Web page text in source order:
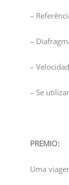
–
–
–
– Se
PREMIO:
Uma